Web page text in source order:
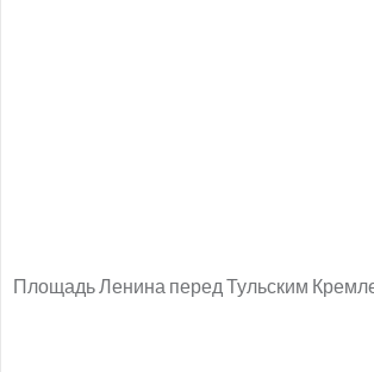
Площадь Ленина перед Тульским